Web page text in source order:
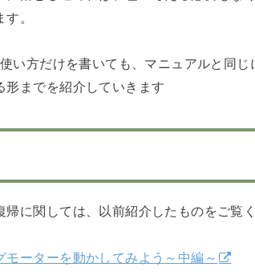
。
い方だけを書いても、マニュアルと同じ
形までを紹介していきます
帰に関しては、以前紹介したものをご覧く
モーターを動かしてみよう～中編～